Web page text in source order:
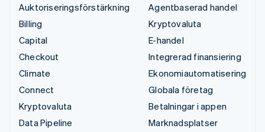
Auktoriseringsförstärkning
Billing
Capital
Checkout
Climate
Connect
Kryptovaluta
Data Pipeline
Agentbaserad handel
Kryptovaluta
E-handel
Integrerad finansiering
Ekonomiautomatisering
Globala företag
Betalningar i appen
Marknadsplatser